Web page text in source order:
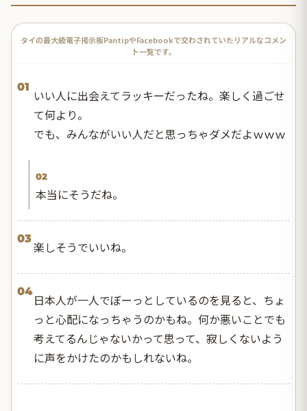
タイの最大級電子掲示板PantipやFacebookで交わされていたリアルなコメン
ト一覧です。
01
いい人に出会えてラッキーだったね。楽しく過ごせ
て何より。
でも、みんながいい人だと思っちゃダメだよｗｗｗ
02
本当にそうだね。
03
楽しそうでいいね。
04
日本人が一人でぼーっとしているのを見ると、ちょ
っと心配になっちゃうのかもね。何か悪いことでも
考えてるんじゃないかって思って、寂しくないよう
に声をかけたのかもしれないね。